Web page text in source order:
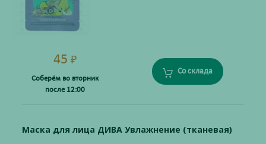
45 ₽
Соберём во вторник
после 12:00
Со склада
Маска для лица ДИВА Увлажнение (тканевая)